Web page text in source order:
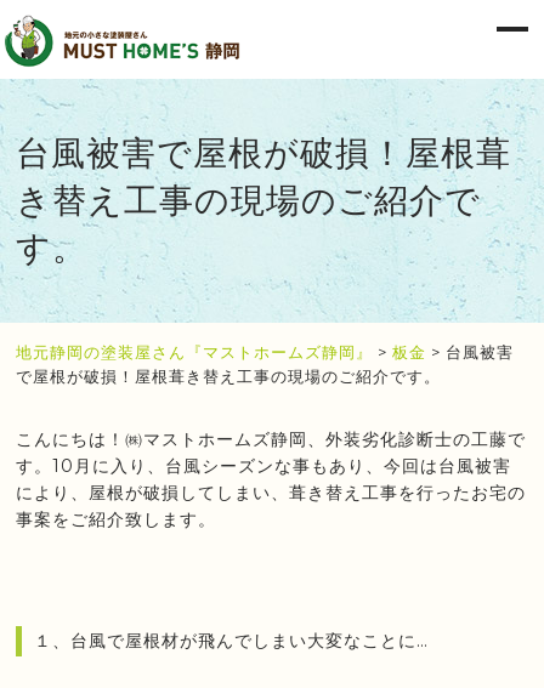
台風被害で屋根が破損！屋根葺
き替え工事の現場のご紹介で
す。
地元静岡の塗装屋さん『マストホームズ静岡』 >板金 > 台風被害
で屋根が破損！屋根葺き替え工事の現場のご紹介です。
こんにちは！㈱マストホームズ静岡、外装劣化診断士の工藤で
す。10月に入り、台風シーズンな事もあり、今回は台風被害
により、屋根が破損してしまい、葺き替え工事を行ったお宅の
事案をご紹介致します。
１、台風で屋根材が飛んでしまい大変なことに…